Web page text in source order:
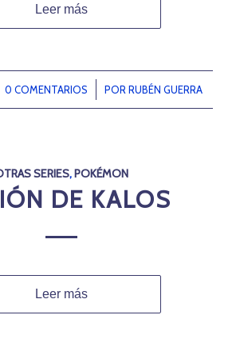
Leer más
0 COMENTARIOS
/ PORRUBÉN GUERRA
SERIES,POKÉMON
DE KALOS
Leer más